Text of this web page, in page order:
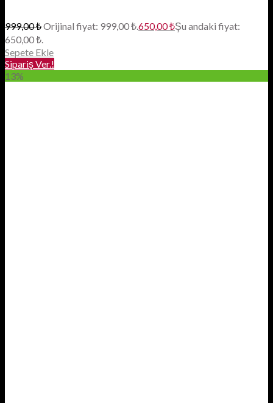
999,00₺Orijinal fiyat: 999,00 ₺.650,00₺Şu andaki fiyat:
650,00 ₺.
Sepete Ekle
Sipariş Ver.!
13%